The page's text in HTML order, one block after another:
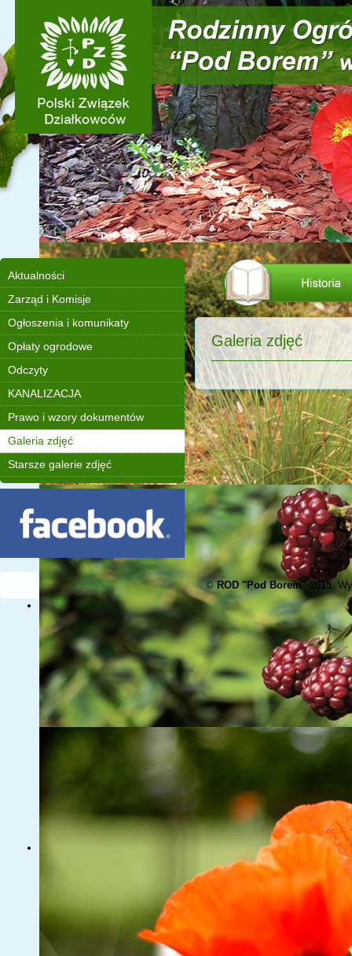
Aktualności
Zarząd i Komisje
Ogłoszenia i komunikaty
Opłaty ogrodowe
Odczyty
KANALIZACJA
Prawo i wzory dokumentów
Galeria zdjęć
Starsze galerie zdjęć
Galeria zdjęć
©ROD "Pod Borem" 2015.